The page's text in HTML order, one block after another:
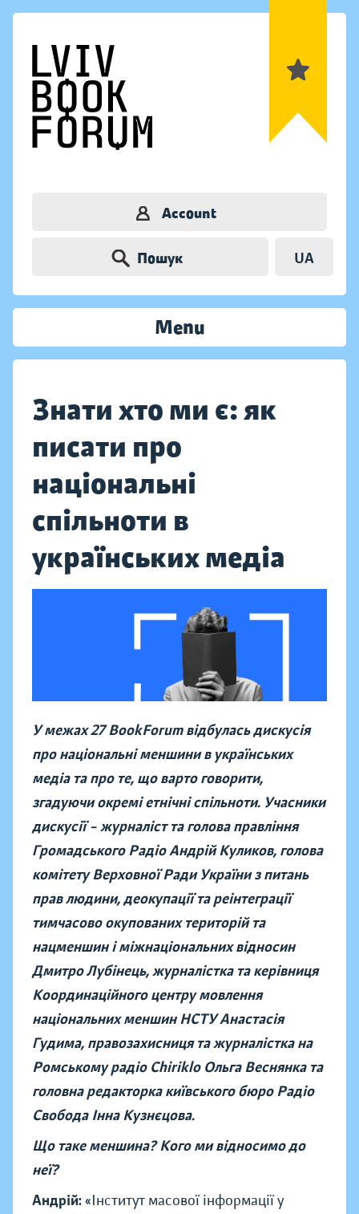
Account
Пошук UA
Menu
Знати хто ми є: як
писати про
національні
спільноти в
українських медіа
У межах 27 BookForum відбулась дискусія
про національні меншини в українських
медіа та про те, що варто говорити,
згадуючи окремі етнічні спільноти. Учасники
дискусії – журналіст та голова правління
Громадського Радіо Андрій Куликов, голова
комітету Верховної Ради України з питань
прав людини, деокупації та реінтеграції
тимчасово окупованих територій та
нацменшин і міжнаціональних відносин
Дмитро Лубінець, журналістка та керівниця
Координаційного центру мовлення
національних меншин НСТУ Анастасія
Гудима, правозахисниця та журналістка на
Ромському радіо Chiriklo Ольга Веснянка та
головна редакторка київського бюро Радіо
Свобода Інна Кузнєцова.
Що таке меншина? Кого ми відносимо до
неї?
Андрій:«Інститут масової інформації у